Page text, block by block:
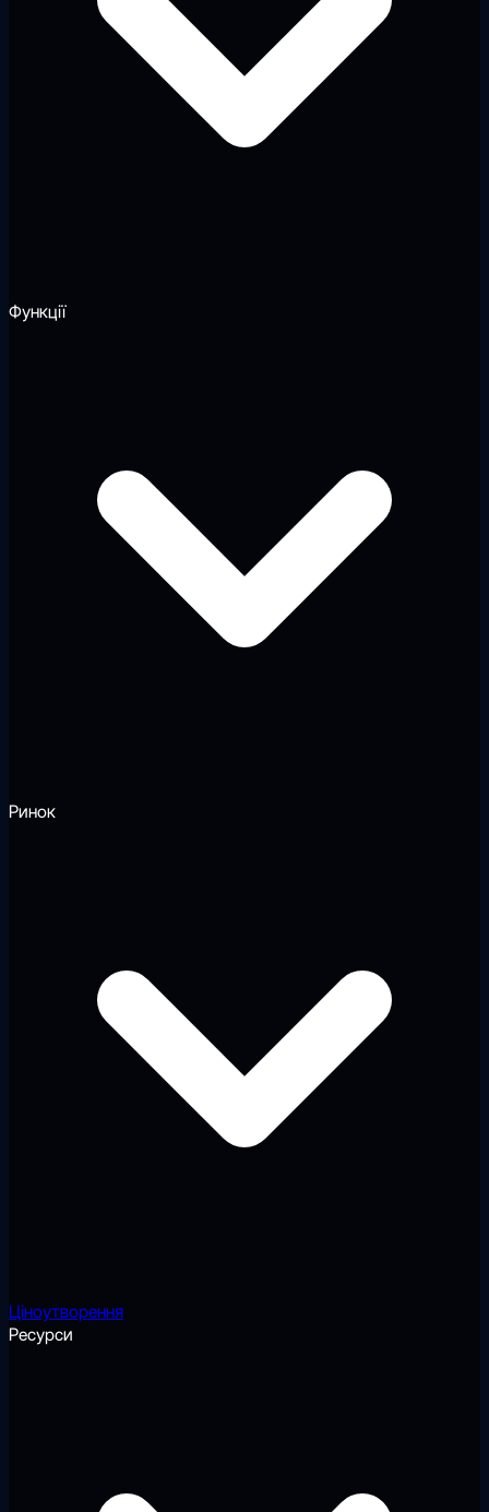
Функції
Ринок
Ціноутворення
Ресурси